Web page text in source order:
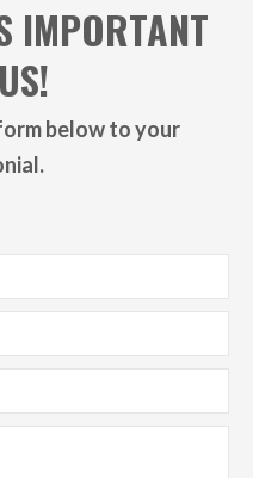
IMPORTANT
below to your